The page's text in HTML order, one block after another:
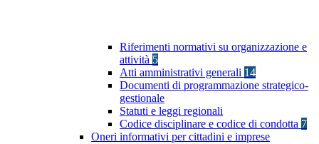
Riferimenti normativi su organizzazione e
attività 5
Atti amministrativi generali 14
Documenti di programmazione strategico-
gestionale
Statuti e leggi regionali
Codice disciplinare e codice di condotta 7
Oneri informativi per cittadini e imprese